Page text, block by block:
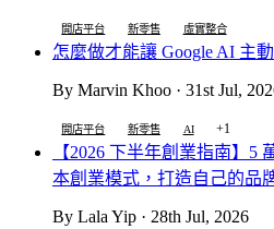
開店平台 新零售 虛實整合
怎麼做才能讓 Google AI 主
By Marvin Khoo · 31st Jul,
開店平台 新零售 AI +1
【2026 下半年創業指南】5
本創業模式，打造自己的品
By Lala Yip · 28th Jul, 2026